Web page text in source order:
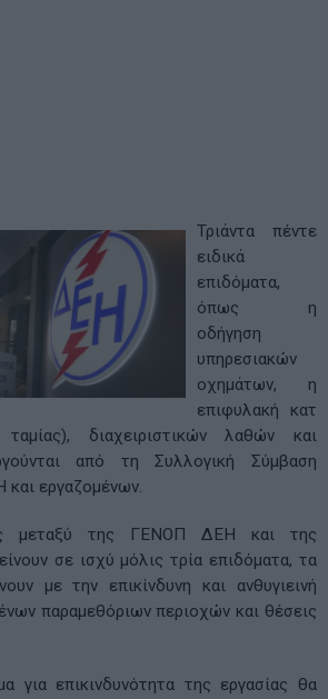
Τριάντα πέντε
ειδικά
επιδόματα,
όπως η
οδήγηση
υπηρεσιακών
οχημάτων, η
επιφυλακή κατ
διαχειριστικών λαθών και
από τη Συλλογική Σύμβαση
και εργαζομένων.
μεταξύ της ΓΕΝΟΠ ΔΕΗ και της
σε ισχύ μόλις τρία επιδόματα, τα
με την επικίνδυνη και ανθυγιεινή
παραμεθόριων περιοχών και θέσεις
για επικινδυνότητα της εργασίας θα